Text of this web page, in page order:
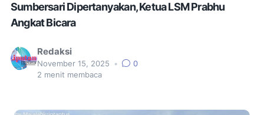
Sumbersari Dipertanyakan, Ketua LSM Prabhu
Angkat Bicara
Redaksi
November 15, 2025 •
0
2 menit membaca